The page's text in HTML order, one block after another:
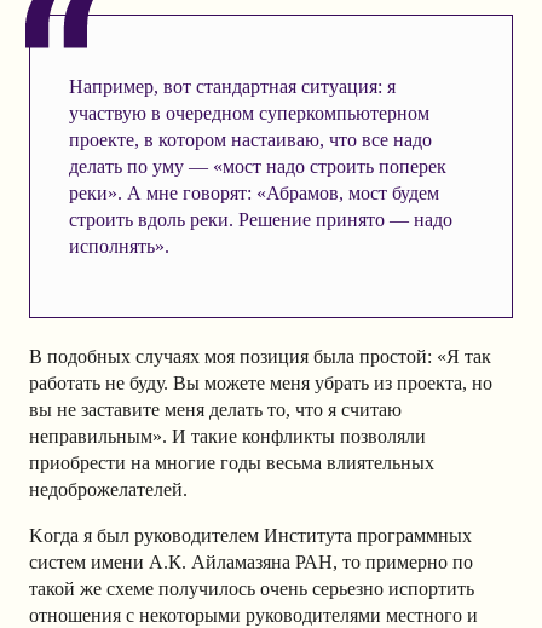
Например, вот стандартная ситуация: я
участвую в очередном суперкомпьютерном
проекте, в котором настаиваю, что все надо
делать по уму — «мост надо строить поперек
реки». А мне говорят: «Абрамов, мост будем
строить вдоль реки. Решение принято — надо
исполнять».
В подобных случаях моя позиция была простой: «Я так
работать не буду. Вы можете меня убрать из проекта, но
вы не заставите меня делать то, что я считаю
неправильным». И такие конфликты позволяли
приобрести на многие годы весьма влиятельных
недоброжелателей.
Kогда я был руководителем Института программных
систем имени А.К. Айламазяна РАН, то примерно по
такой же схеме получилось очень серьезно испортить
отношения с некоторыми руководителями местного и